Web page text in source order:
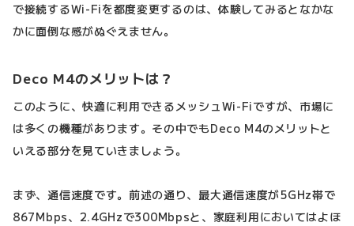
で接続するWi-Fiを都度変更するのは、体験してみるとなかな
かに面倒な感がぬぐえません。
Deco M4のメリットは？
このように、快適に利用できるメッシュWi-Fiですが、市場に
は多くの機種があります。その中でもDeco M4のメリットと
いえる部分を見ていきましょう。
まず、通信速度です。前述の通り、最大通信速度が5GHz帯で
867Mbps、2.4GHzで300Mbpsと、家庭利用においてはよほ